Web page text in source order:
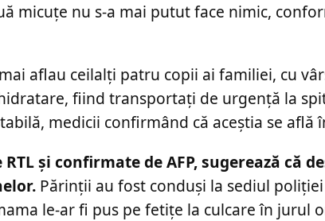
micuțe nu s-a mai putut face nimic,
aflau ceilalți patru copii ai familiei, cu
fiind transportați de urgență la
medicii confirmând că aceștia se află
și confirmate de AFP, sugerează că
Părinții au fost conduși la sediul
le-ar fi pus pe fetițe la culcare în jurul